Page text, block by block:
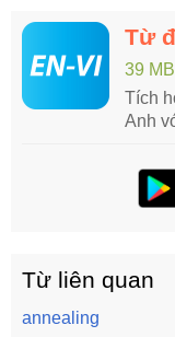
Từ
39 MB
Tích
Anh
Từ liên quan
annealing